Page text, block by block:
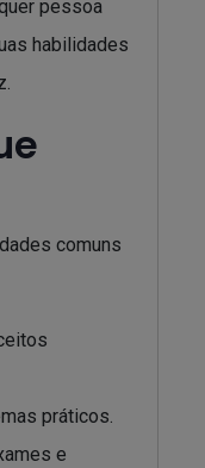
pessoa
habilidades
comuns
práticos.
e